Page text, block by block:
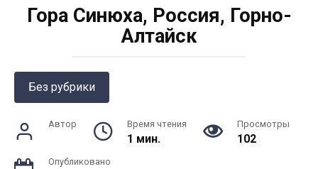
Гора Синюха, Россия, Горно-
Алтайск
Без рубрики
Автор Время чтения
1 мин.
Просмотры
102
Опубликовано